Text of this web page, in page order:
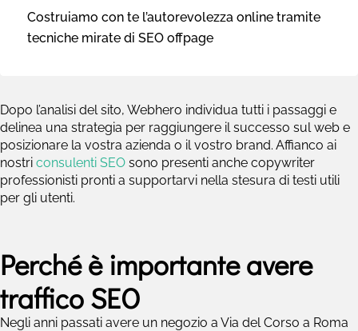
Costruiamo con te l’autorevolezza online tramite
tecniche mirate di SEO offpage
Dopo l’analisi del sito, Webhero individua tutti i passaggi e
delinea una strategia per raggiungere il successo sul web e
posizionare la vostra azienda o il vostro brand. Affianco ai
nostri consulenti SEO sono presenti anche copywriter
professionisti pronti a supportarvi nella stesura di testi utili
per gli utenti.
Perché è importante avere
traffico SEO
Negli anni passati avere un negozio a Via del Corso a Roma